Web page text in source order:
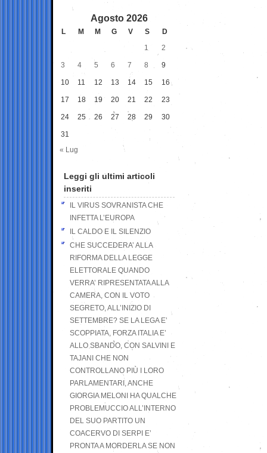
Agosto 2026
L M M G V S
D
1
2
3 4 5 6 7 8 9
10 11 12 13 14 15 16
17 18 19 20 21 22 23
24 25 26 27 28 29 30
31
« Lug
Leggi gli ultimi articoli
inseriti
IL VIRUS SOVRANISTA CHE
INFETTA L’EUROPA
IL CALDO E IL SILENZIO
CHE SUCCEDERA’ ALLA
RIFORMA DELLA LEGGE
ELETTORALE QUANDO
VERRA’ RIPRESENTATA ALLA
CAMERA, CON IL VOTO
SEGRETO, ALL’INIZIO DI
SETTEMBRE? SE LA LEGA E’
SCOPPIATA, FORZA ITALIA E’
ALLO SBANDO, CON SALVINI E
TAJANI CHE NON
CONTROLLANO PIÙ I LORO
PARLAMENTARI, ANCHE
GIORGIA MELONI HA QUALCHE
PROBLEMUCCIO ALL’INTERNO
DEL SUO PARTITO UN
COACERVO DI SERPI E’
PRONTA A MORDERLA SE NON